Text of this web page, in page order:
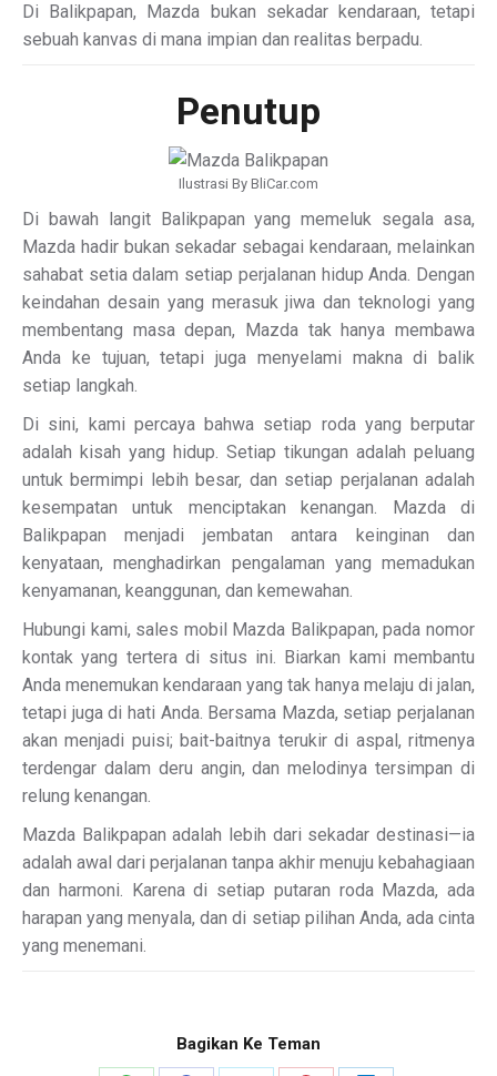
Di Balikpapan, Mazda bukan sekadar kendaraan, tetapi
sebuah kanvas di mana impian dan realitas berpadu.
Penutup
Ilustrasi By BliCar.com
Di bawah langit Balikpapan yang memeluk segala asa,
Mazda hadir bukan sekadar sebagai kendaraan, melainkan
sahabat setia dalam setiap perjalanan hidup Anda. Dengan
keindahan desain yang merasuk jiwa dan teknologi yang
membentang masa depan, Mazda tak hanya membawa
Anda ke tujuan, tetapi juga menyelami makna di balik
setiap langkah.
Di sini, kami percaya bahwa setiap roda yang berputar
adalah kisah yang hidup. Setiap tikungan adalah peluang
untuk bermimpi lebih besar, dan setiap perjalanan adalah
kesempatan untuk menciptakan kenangan. Mazda di
Balikpapan menjadi jembatan antara keinginan dan
kenyataan, menghadirkan pengalaman yang memadukan
kenyamanan, keanggunan, dan kemewahan.
Hubungi kami, sales mobil Mazda Balikpapan, pada nomor
kontak yang tertera di situs ini. Biarkan kami membantu
Anda menemukan kendaraan yang tak hanya melaju di jalan,
tetapi juga di hati Anda. Bersama Mazda, setiap perjalanan
akan menjadi puisi; bait-baitnya terukir di aspal, ritmenya
terdengar dalam deru angin, dan melodinya tersimpan di
relung kenangan.
Mazda Balikpapan adalah lebih dari sekadar destinasi—ia
adalah awal dari perjalanan tanpa akhir menuju kebahagiaan
dan harmoni. Karena di setiap putaran roda Mazda, ada
harapan yang menyala, dan di setiap pilihan Anda, ada cinta
yang menemani.
Bagikan Ke Teman